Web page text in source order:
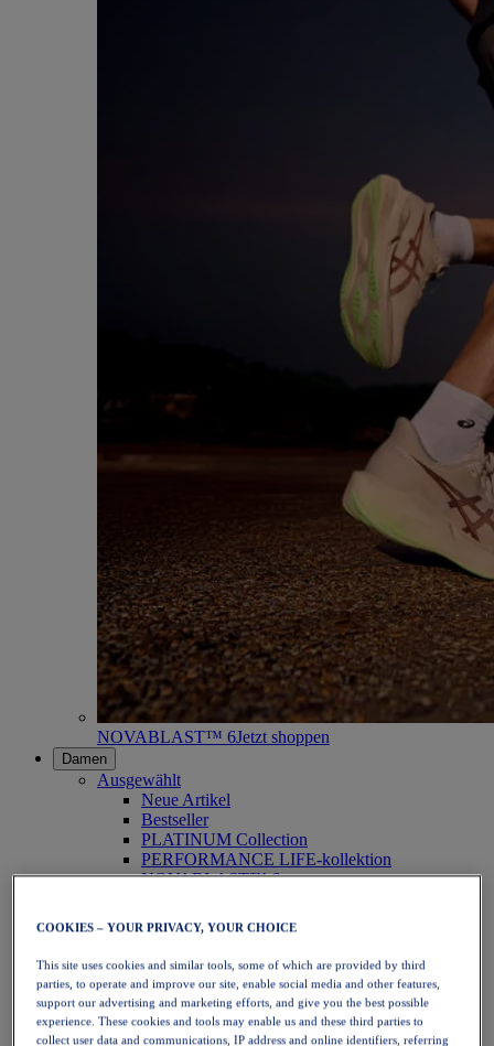
NOVABLAST™ 6Jetzt shoppen
Damen
Ausgewählt
Neue Artikel
Bestseller
PLATINUM Collection
PERFORMANCE LIFE-kollektion
NOVABLAST™ 6
Laufen
Trailrunning
Tennis
Volleyball
Handball
Padel
Korbball
COOKIES – YOUR PRIVACY, YOUR CHOICE
This site uses cookies and similar tools, some of which are provided by third
parties, to operate and improve our site, enable social media and other features,
support our advertising and marketing efforts, and give you the best possible
experience. These cookies and tools may enable us and these third parties to
collect user data and communications, IP address and online identifiers, referring